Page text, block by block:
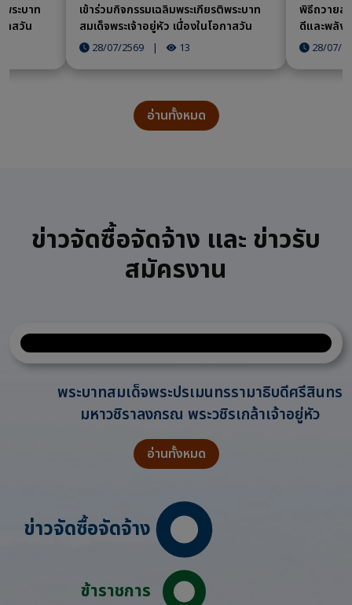
พระบาท
าสวัน
เข้าร่วมกิจกรรมเฉลิมพระเกียรติพระบาท
สมเด็จพระเจ้าอยู่หัว เนื่องในโอกาสวัน
เฉลิมพระชนมพรรษา ๒๘ กรกฎาคม ๒๕๖๙
28/07/2569 | 13
พิธีถวายสั
ดีและพลัง
ราชพิธีมห
28/07/
อ่านทั้งหมด
ข่าวจัดซื้อจัดจ้าง และ ข่าวรับ
สมัครงาน
พระบาทสมเด็จพระปรเมนทรรามาธิบดีศรีสินทร
มหาวชิราลงกรณ พระวชิรเกล้าเจ้าอยู่หัว
อ่านทั้งหมด
ข่าวจัดซื้อจัดจ้าง
ข้าราชการ